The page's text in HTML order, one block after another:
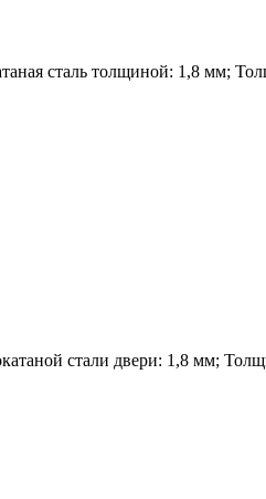
сталь толщиной: 1,8 мм;
стали двери: 1,8 мм;